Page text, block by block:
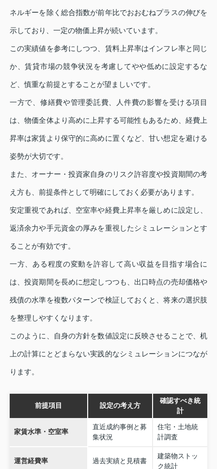
ネルギーを除く総合指数が前年比でおおむねプラスの伸びを
示しており、一定の物価上昇が続いています。
この実績値を参考にしつつ、賃料上昇率はインフレ率と同じ
か、賃貸市場の競争状況を考慮してやや低めに設定するな
ど、慎重な前提とすることが望ましいです。
一方で、修繕費や管理委託費、人件費の影響を受ける項目
は、物価全体より高めに上昇する可能性もあるため、経費上
昇率は家賃より保守的に高めに置くなど、甘い想定を避ける
姿勢が大切です。
また、オーナー・投資家自身のリスク許容度や投資期間の考
え方も、前提条件として明確にしておく必要があります。
安定重視であれば、空室率や経費上昇率を厳しめに設定し、
返済余力や手元資金の厚みを重視したシミュレーションとす
ることが有効です。
一方、ある程度の変動を許容して高い収益を目指す場合に
は、投資期間を長めに想定しつつも、出口時点の売却価格や
残債の水準を複数パターンで検証しておくと、将来の選択肢
を整理しやすくなります。
このように、自身の方針を数値設定に反映させることで、机
上の計算にとどまらない実践的なシミュレーションにつなが
ります。
前提項目 設定の考え方
確認すべき統
計
家賃水準・空室率
直近成約事例と募
集状況
住宅・土地統
計調査
運営経費率 過去実績と見積書
建築物ストッ
ク統計